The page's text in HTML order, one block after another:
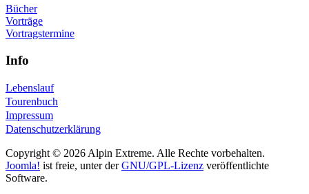
Bücher
Vorträge
Vortragstermine
Info
Lebenslauf
Tourenbuch
Impressum
Datenschutzerklärung
Copyright © 2026 Alpin Extreme. Alle Rechte vorbehalten.
Joomla! ist freie, unter derGNU/GPL-Lizenz veröffentlichte
Software.